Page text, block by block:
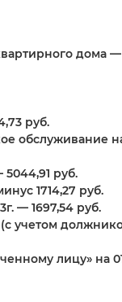
дома —
руб.
обслуживание на
руб.
1714,27 руб.
— 1697,54 руб.
лицу» на